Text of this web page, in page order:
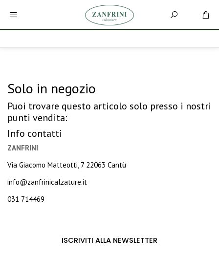
Solo in negozio
Puoi trovare questo articolo solo presso i nostri
punti vendita:
Info contatti
ZANFRINI
Via Giacomo Matteotti, 7 22063 Cantù
info@zanfrinicalzature.it
031 714469
ISCRIVITI ALLA NEWSLETTER